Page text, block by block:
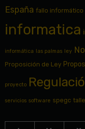
España fallo informático
informatica
informática las palmas ley
Proposición de Ley
proyecto
servicios software spegc